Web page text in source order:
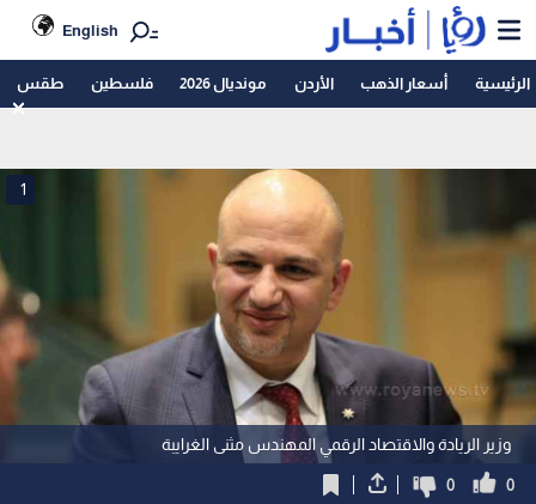
English
الرئيسية أسعار الذهب الأردن مونديال 2026 فلسطين طقس
وزير الريادة والاقتصاد الرقمي المهندس مثنى الغرايبة
1
0
0